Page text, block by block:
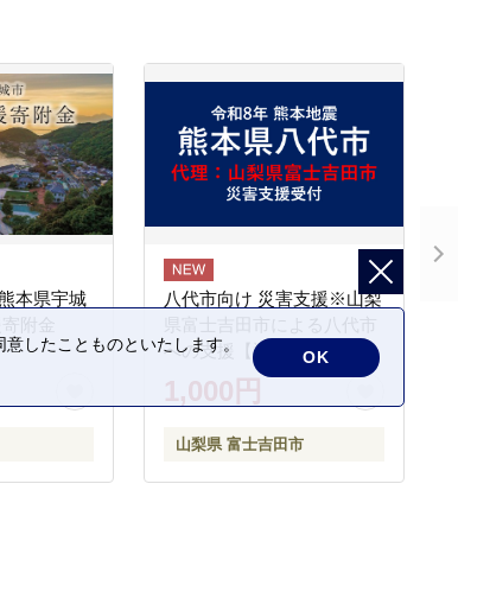
本県宇城
附金
八代市向け 災害支援※山梨
県富士吉田市による八代市
への支援【返礼品なし】
1,000円
山梨県 富士吉田市
したことものといたします。
OK